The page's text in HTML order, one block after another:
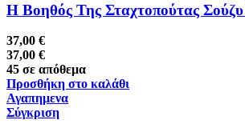
Η Βοηθός Της Σταχτοπούτας
37,00 €
37,00 €
45 σε απόθεμα
Προσθήκη στο καλάθι
Αγαπημενα
Σύγκριση